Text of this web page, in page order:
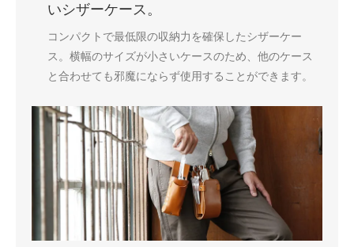
いシザーケース。
コンパクトで最低限の収納力を確保したシザーケー
ス。横幅のサイズが小さいケースのため、他のケース
と合わせても邪魔にならず使用することができます。